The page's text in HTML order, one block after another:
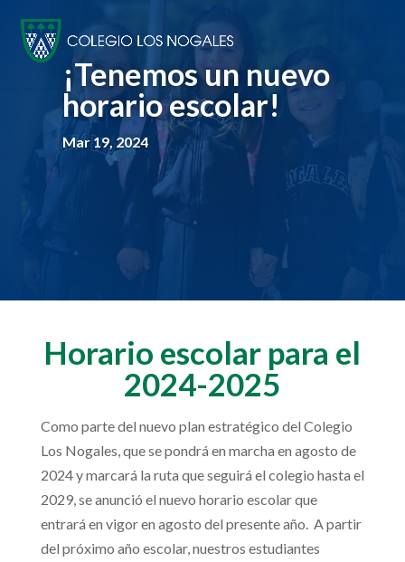
¡Tenemos un nuevo
horario escolar!
Mar 19, 2024
Horario escolar para el
2024-2025
Como parte del nuevo plan estratégico del Colegio
Los Nogales, que se pondrá en marcha en agosto de
2024 y marcará la ruta que seguirá el colegio hasta el
2029, se anunció el nuevo horario escolar que
entrará en vigor en agosto del presente año. A partir
del próximo año escolar, nuestros estudiantes